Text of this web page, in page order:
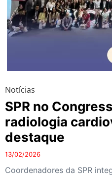
Notícias
SPR no
radiologia
destaque
13/02/2026
Coordenadores da SPR